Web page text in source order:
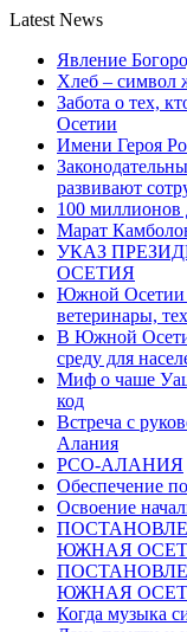
Latest News
Явление
Хлеб – символ
Забота о тех,
Осетии
Имени Героя
развивают
100 миллионов
Марат
УКАЗ
ОСЕТИЯ
Южной Осетии
ветеринары,
В Южной
среду для
Миф о чаше
код
Встреча с
Алания
РСО-АЛАНИЯ
Обеспечение
Освоение
ЮЖНАЯ
ЮЖНАЯ
Когда музыка